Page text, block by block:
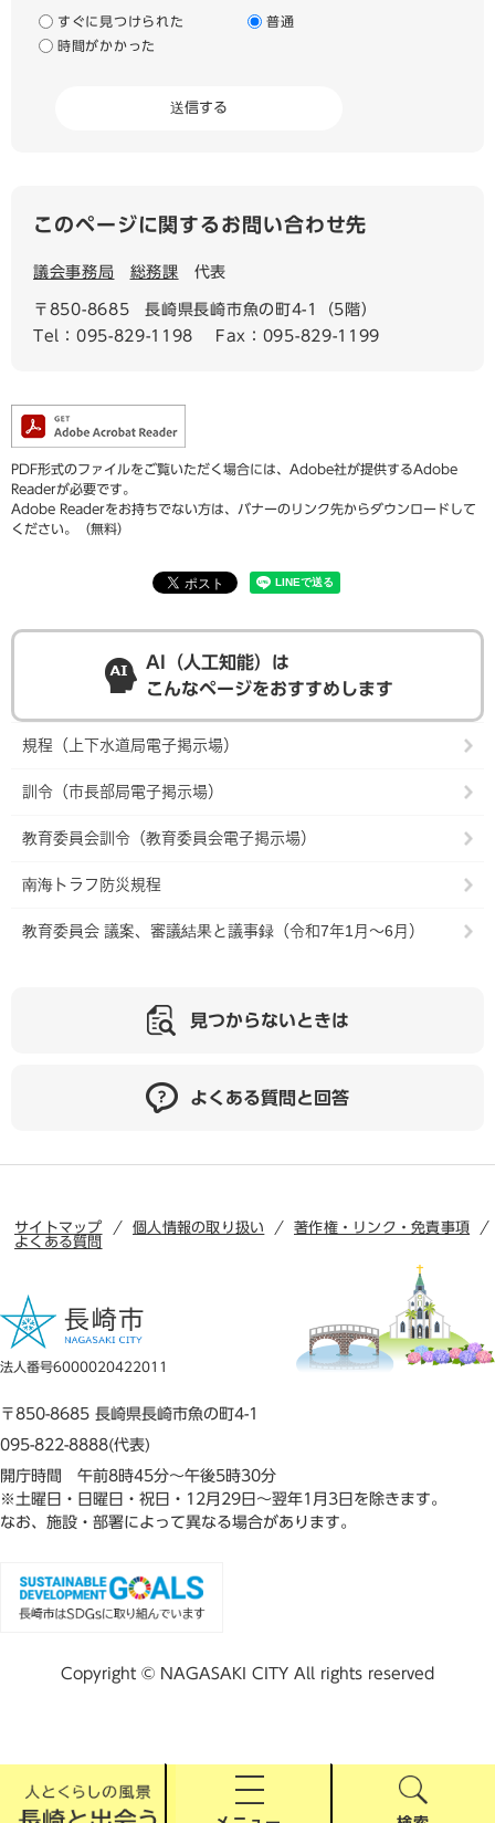
すぐに見つけられた
普通
時間がかかった
このページに関するお問い合わせ先
議会事務局 総務課 代表
〒850-8685
長崎県長崎市魚の町4-1（5階）
Tel：095-829-1198
Fax：095-829-1199
PDF形式のファイルをご覧いただく場合には、Adobe社が提供するAdobe
Readerが必要です。
Adobe Readerをお持ちでない方は、バナーのリンク先からダウンロードして
ください。（無料）
AI（人工知能）は
こんなページをおすすめします
規程（上下水道局電子掲示場）
訓令（市長部局電子掲示場）
教育委員会訓令（教育委員会電子掲示場）
南海トラフ防災規程
教育委員会 議案、審議結果と議事録（令和7年1月～6月）
見つからないときは
よくある質問と回答
サイトマップ 個人情報の取り扱い
著作権・リンク・免責事項
よくある質問
法人番号6000020422011
〒850-8685 長崎県長崎市魚の町4-1
095-822-8888(代表)
開庁時間 午前8時45分～午後5時30分
※土曜日・日曜日・祝日・12月29日～翌年1月3日を除きます。
なお、施設・部署によって異なる場合があります。
Copyright © NAGASAKI CITY All rights reserved